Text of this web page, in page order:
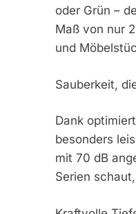
oder Grün –
Maß von nur
und
Sauberkeit,
Dank
besonders
mit 70 dB
Serien